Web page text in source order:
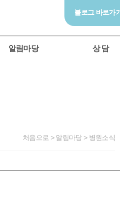
블로그 바로가기
알림마당 상 담
처음으로 > 알림마당 > 병원소식